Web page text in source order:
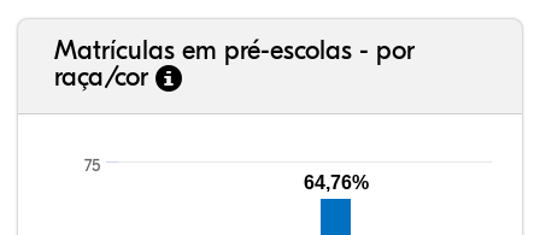
Matrículas em pré-escolas - por
raça/cor
75
64,76%